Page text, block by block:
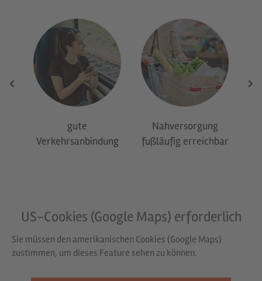
gute
Verkehrsanbindung
Nahversorgung
fußläufig erreichbar
US-Cookies (Google Maps) erforderlich
Sie müssen den amerikanischen Cookies (Google Maps)
zustimmen, um dieses Feature sehen zu können.